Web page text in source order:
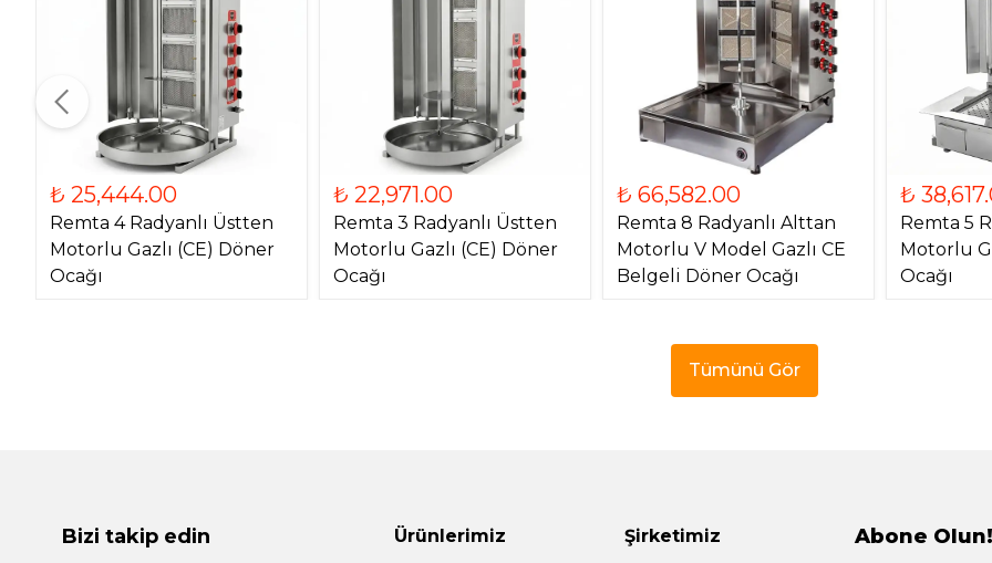
₺ 25,444.00
Remta 4 Radyanlı Üstten
Motorlu Gazlı (CE) Döner
Ocağı
₺ 22,971.00
Remta 3 Radyanlı Üstten
Motorlu Gazlı (CE) Döner
Ocağı
₺ 66,582.00
Remta 8 Radyanlı Alttan
Motorlu V Model Gazlı CE
Belgeli Döner Ocağı
₺
Remta 5
Motorlu
Ocağı
Tümünü Gör
Bizi takip edin Ürünlerimiz Şirketimiz Abone Olun!